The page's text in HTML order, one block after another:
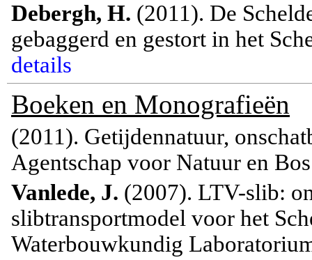
Debergh, H. (2011). De
gebaggerd en gestort in het
details
Boeken en Monografieën
(2011). Getijdennatuur,
Agentschap voor Natuur en
Vanlede, J. (2007). LTV-slib:
slibtransportmodel voor het
Waterbouwkundig